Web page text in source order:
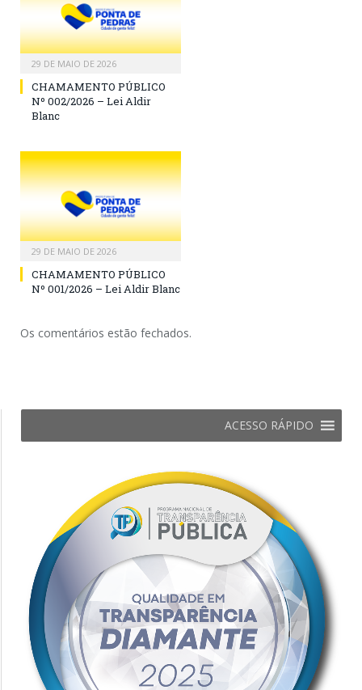
29 DE MAIO DE 2026
CHAMAMENTO PÚBLICO
Nº 002/2026 – Lei Aldir
Blanc
29 DE MAIO DE 2026
CHAMAMENTO PÚBLICO
Nº 001/2026 – Lei Aldir Blanc
Os comentários estão fechados.
ACESSO RÁPIDO